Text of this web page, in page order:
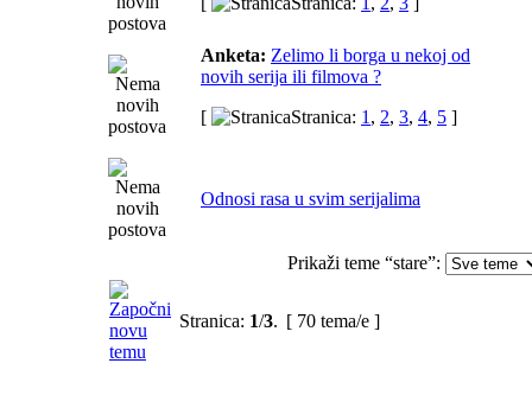
Anketa: Zelimo li borga u nekoj od
novih serija ili filmova ?
[
Stranica: 1 , 2, 3, 4, 5 ]
Odnosi rasa u svim serijalima
Prikaži teme “stare”:
Stranica: 1/3. [ 70 tema/e ]